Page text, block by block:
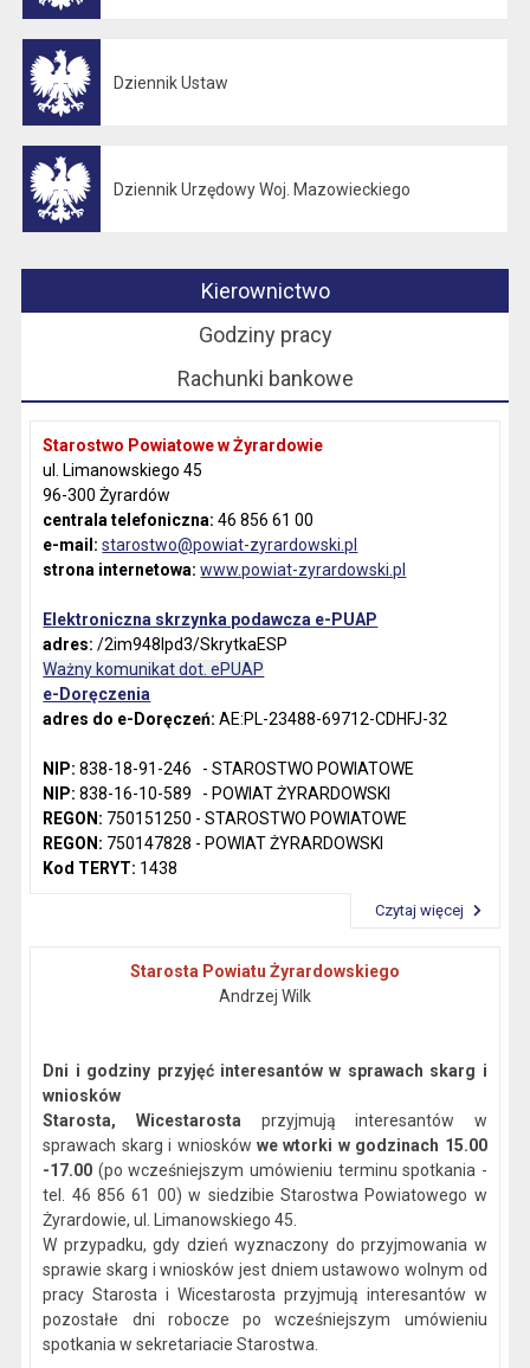
Dziennik Ustaw
Dziennik Urzędowy Woj. Mazowieckiego
Kierownictwo
Godziny pracy
Rachunki bankowe
Starostwo Powiatowe w Żyrardowie
ul. Limanowskiego 45
96-300 Żyrardów
centrala telefoniczna: 46 856 61 00
e-mail: starostwo@powiat-zyrardowski.pl
strona internetowa: www.powiat-zyrardowski.pl
Elektroniczna skrzynka podawcza e-PUAP
adres: /2im948lpd3/SkrytkaESP
Ważny komunikat dot. ePUAP
e-Doręczenia
adres do e-Doręczeń:AE:PL-23488-69712-CDHFJ-32
NIP:838-18-91-246 - STAROSTWO POWIATOWE
NIP:838-16-10-589 - POWIAT ŻYRARDOWSKI
REGON: 750151250 - STAROSTWO POWIATOWE
REGON: 750147828 - POWIAT ŻYRARDOWSKI
Kod TERYT: 1438
Czytaj więcej
Starosta Powiatu Żyrardowskiego
Andrzej Wilk
Dni i godziny przyjęć interesantów w sprawach skarg i
wniosków
Starosta, Wicestarosta przyjmują interesantów w
sprawach skarg i wniosków we wtorki w godzinach 15.00
-17.00 (po wcześniejszym umówieniu terminu spotkania -
tel. 46 856 61 00) w siedzibie Starostwa Powiatowego w
Żyrardowie, ul. Limanowskiego 45.
W przypadku, gdy dzień wyznaczony do przyjmowania w
sprawie skarg i wniosków jest dniem ustawowo wolnym od
pracy Starosta i Wicestarosta przyjmują interesantów w
pozostałe dni robocze po wcześniejszym umówieniu
spotkania w sekretariacie Starostwa.